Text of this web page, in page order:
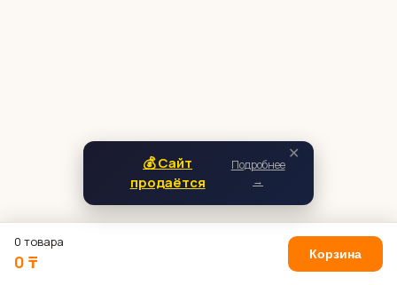
✕
💰 Сайт
продаётся
Подробнее
→
0 товара
0 ₸ Корзина